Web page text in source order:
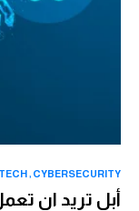
CYBERSECURITY
TECH
أبل تريد ان